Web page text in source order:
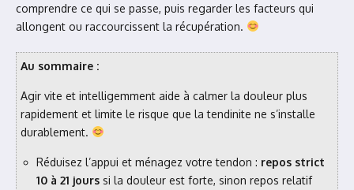
comprendre ce qui se passe, puis regarder les facteurs qui
allongent ou raccourcissent la récupération.
Au sommaire :
Agir vite et intelligemment aide à calmer la douleur plus
rapidement et limite le risque que la tendinite ne s’installe
durablement.
Réduisez l’appui et ménagez votre tendon : repos strict
10 à 21 jours si la douleur est forte, sinon repos relatif